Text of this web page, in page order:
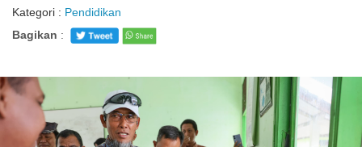
Kategori : Pendidikan
Bagikan :